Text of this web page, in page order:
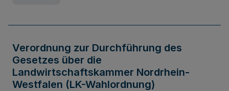
Verordnung zur Durchführung des
Gesetzes über die
Landwirtschaftskammer Nordrhein-
Westfalen (LK-Wahlordnung)